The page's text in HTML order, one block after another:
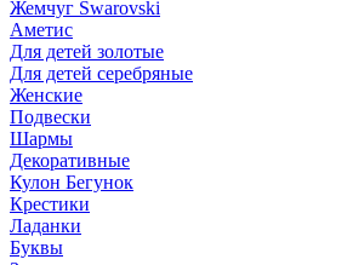
Жемчуг Swarovski
Аметис
Для детей золотые
Для детей серебряные
Женские
Подвески
Шармы
Декоративные
Кулон Бегунок
Крестики
Ладанки
Буквы